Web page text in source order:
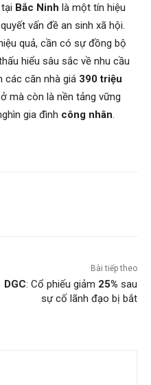
Bắc Ninh là một tín hiệu
vấn đề an sinh xã hội.
quả, cần có sự đồng bộ
hiểu sâu sắc về nhu cầu
các căn nhà giá 390 triệu
mà còn là nền tảng vững
gia đình công nhân.
Bài tiếp theo
DGC: Cổ phiếu giảm 25% sau
sự cố lãnh đạo bị bắt